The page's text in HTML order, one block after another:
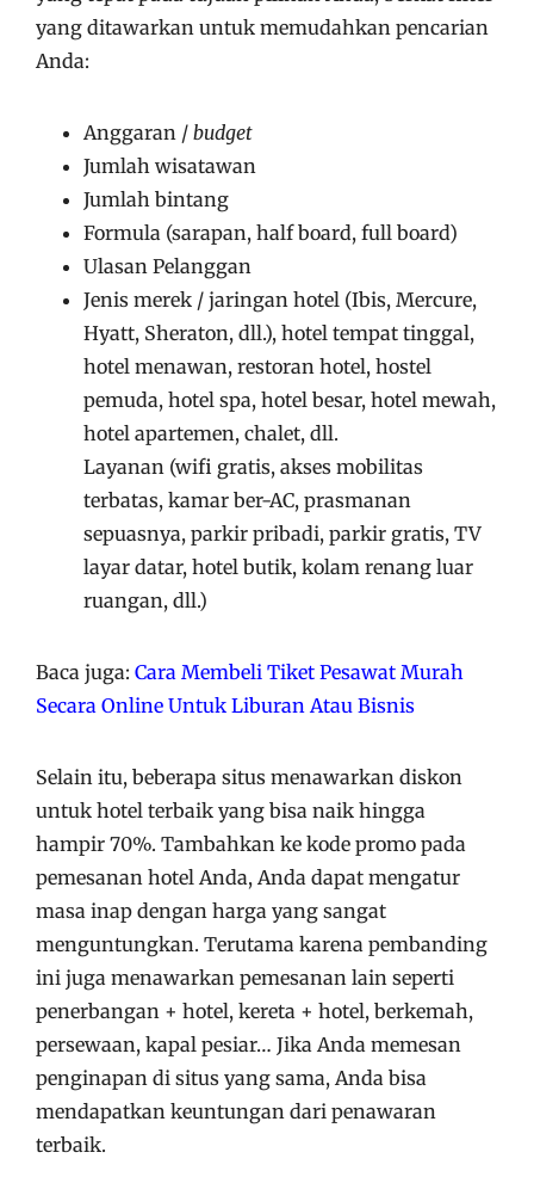
yang ditawarkan untuk memudahkan pencarian
Anda:
Anggaran / budget
Jumlah wisatawan
Jumlah bintang
Formula (sarapan, half board, full board)
Ulasan Pelanggan
Jenis merek / jaringan hotel (Ibis, Mercure,
Hyatt, Sheraton, dll.), hotel tempat tinggal,
hotel menawan, restoran hotel, hostel
pemuda, hotel spa, hotel besar, hotel mewah,
hotel apartemen, chalet, dll.
Layanan (wifi gratis, akses mobilitas
terbatas, kamar ber-AC, prasmanan
sepuasnya, parkir pribadi, parkir gratis, TV
layar datar, hotel butik, kolam renang luar
ruangan, dll.)
Baca juga: Cara Membeli Tiket Pesawat Murah
Secara Online Untuk Liburan Atau Bisnis
Selain itu, beberapa situs menawarkan diskon
untuk hotel terbaik yang bisa naik hingga
hampir 70%. Tambahkan ke kode promo pada
pemesanan hotel Anda, Anda dapat mengatur
masa inap dengan harga yang sangat
menguntungkan. Terutama karena pembanding
ini juga menawarkan pemesanan lain seperti
penerbangan + hotel, kereta + hotel, berkemah,
persewaan, kapal pesiar… Jika Anda memesan
penginapan di situs yang sama, Anda bisa
mendapatkan keuntungan dari penawaran
terbaik.